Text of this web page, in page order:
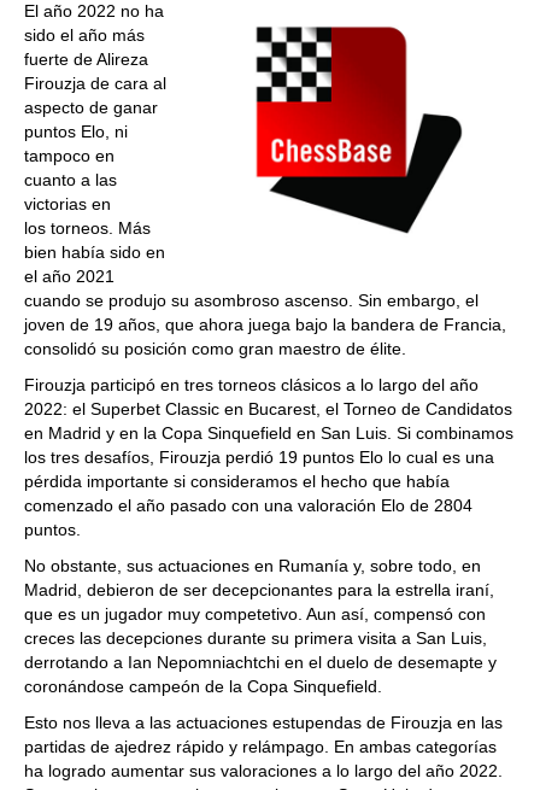
El año 2022 no ha
sido el año más
fuerte de Alireza
Firouzja de cara al
aspecto de ganar
puntos Elo, ni
tampoco en
cuanto a las
victorias en
los torneos. Más
bien había sido en
el año 2021
cuando se produjo su asombroso ascenso. Sin embargo, el
joven de 19 años, que ahora juega bajo la bandera de Francia,
consolidó su posición como gran maestro de élite.
Firouzja participó en tres torneos clásicos a lo largo del año
2022: el Superbet Classic en Bucarest, el Torneo de Candidatos
en Madrid y en la Copa Sinquefield en San Luis. Si combinamos
los tres desafíos, Firouzja perdió 19 puntos Elo lo cual es una
pérdida importante si consideramos el hecho que había
comenzado el año pasado con una valoración Elo de 2804
puntos.
No obstante, sus actuaciones en Rumanía y, sobre todo, en
Madrid, debieron de ser decepcionantes para la estrella iraní,
que es un jugador muy competetivo. Aun así, compensó con
creces las decepciones durante su primera visita a San Luis,
derrotando a Ian Nepomniachtchi en el duelo de desemapte y
coronándose campeón de la Copa Sinquefield.
Esto nos lleva a las actuaciones estupendas de Firouzja en las
partidas de ajedrez rápido y relámpago. En ambas categorías
ha logrado aumentar sus valoraciones a lo largo del año 2022.